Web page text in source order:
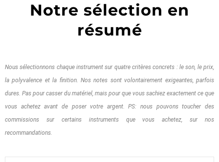
Notre sélection en
résumé
Nous sélectionnons chaque instrument sur quatre critères concrets : le son, le prix,
la polyvalence et la finition. Nos notes sont volontairement exigeantes, parfois
dures. Pas pour casser du matériel, mais pour que vous sachiez exactement ce que
vous achetez avant de poser votre argent. PS: nous pouvons toucher des
commissions sur certains instruments que vous achetez, sur nos
recommandations.